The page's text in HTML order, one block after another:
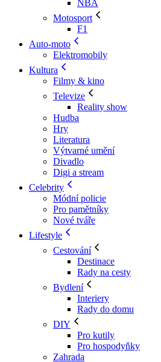
NBA
Motosport
F1
Auto-moto
Elektromobily
Kultura
Filmy & kino
Televize
Reality show
Hudba
Hry
Literatura
Výtvarné umění
Divadlo
Digi a stream
Celebrity
Módní policie
Pro pamětníky
Nové tváře
Lifestyle
Cestování
Destinace
Rady na cesty
Bydlení
Interiery
Rady do domu
DIY
Pro kutily
Pro hospodyňky
Zahrada